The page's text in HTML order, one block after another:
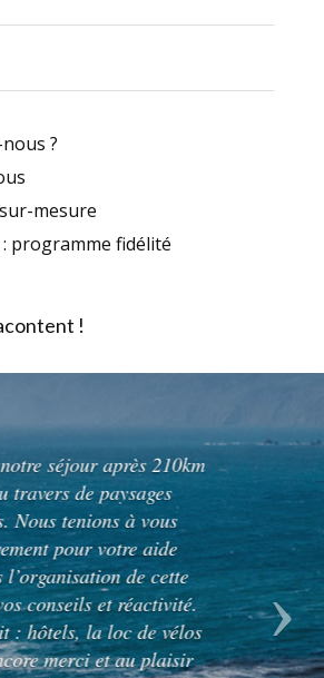
?
mesure
programme fidélité
!
route! L’ app est vraiment
facile à utiliser. Merçi!
SÉJOUR EN SEPTEMBRE 2024